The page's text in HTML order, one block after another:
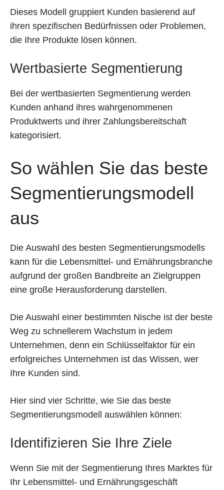
Dieses Modell gruppiert Kunden basierend auf
ihren spezifischen Bedürfnissen oder Problemen,
die Ihre Produkte lösen können.
Wertbasierte Segmentierung
Bei der wertbasierten Segmentierung werden
Kunden anhand ihres wahrgenommenen
Produktwerts und ihrer Zahlungsbereitschaft
kategorisiert.
So wählen Sie das beste
Segmentierungsmodell
aus
Die Auswahl des besten Segmentierungsmodells
kann für die Lebensmittel- und Ernährungsbranche
aufgrund der großen Bandbreite an Zielgruppen
eine große Herausforderung darstellen.
Die Auswahl einer bestimmten Nische ist der beste
Weg zu schnellerem Wachstum in jedem
Unternehmen, denn ein Schlüsselfaktor für ein
erfolgreiches Unternehmen ist das Wissen, wer
Ihre Kunden sind.
Hier sind vier Schritte, wie Sie das beste
Segmentierungsmodell auswählen können:
Identifizieren Sie Ihre Ziele
Wenn Sie mit der Segmentierung Ihres Marktes für
Ihr Lebensmittel- und Ernährungsgeschäft